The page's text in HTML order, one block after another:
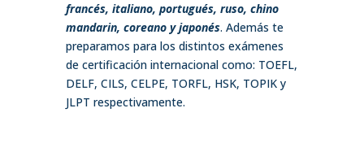
francés, italiano, portugués, ruso, chino
mandarin, coreano y japonés. Además te
preparamos para los distintos exámenes
de certificación internacional como: TOEFL,
DELF, CILS, CELPE, TORFL, HSK, TOPIK y
JLPT respectivamente.